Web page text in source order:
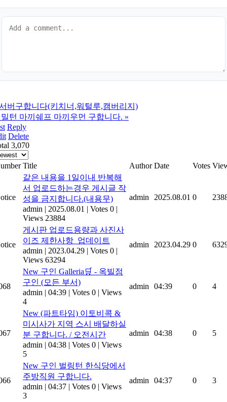
버구합니다(키치너,워털루,캠버리지)
턴 마끼쉐프 마끼우먼 구합니다. »
Reply
Delete
3,070
Title Author Date Votes
같은 내용을 1일이내 반복해
서 업로드하는경우 게시글 작
성을 금지합니다.(내용무)
admin | 2025.08.01 | Votes 0 |
Views 23884
admin 2025.08.01 0
게시판 업로드용량과 사진사
이즈 제한사항_업데이트
admin | 2023.04.29 | Votes 0 |
Views 63294
admin 2023.04.29 0
New구인 Galleria🛒 - 옥빌점
구인 (모든 부서)
admin | 04:39 | Votes 0 | Views
4
admin 04:39 0 4
New(파트타임) 이토비콕 &
미시사가 지역 스시 배달하실
분 구합니다. / 오전시간
admin | 04:38 | Votes 0 | Views
5
admin 04:38 0 5
New구인 벌링턴 한식당에서
주방직원 구합니다.
admin | 04:37 | Votes 0 | Views
3
admin 04:37 0 3